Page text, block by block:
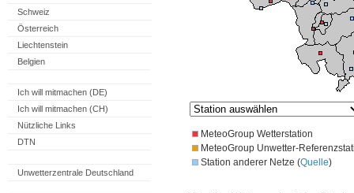
Schweiz
Österreich
Liechtenstein
Belgien
Ich will mitmachen (DE)
Ich will mitmachen (CH)
Nützliche Links
DTN
Unwetterzentrale Deutschland
MeteoGroup Wetterstation
MeteoGroup Unwetter-
Station anderer Netze (Quelle)